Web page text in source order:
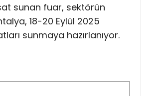
sunan fuar, sektörün
18-20 Eylül 2025
sunmaya hazırlanıyor.